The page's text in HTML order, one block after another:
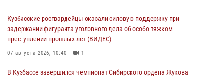
Кузбасские росгвардейцы оказали силовую поддержку при
задержании фигуранта уголовного дела об особо тяжком
преступлении прошлых лет (ВИДЕО)
07 августа 2026, 10:40 1
В Кузбассе завершился чемпионат Сибирского ордена Жукова